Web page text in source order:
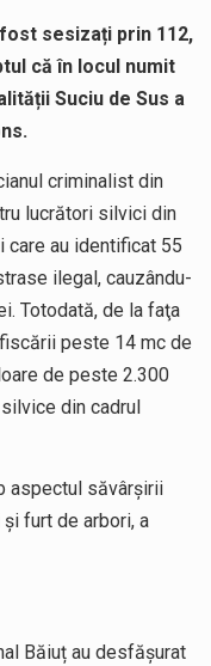
sesizați prin 112,
că în locul numit
Suciu de Sus a
criminalist din
lucrători silvici din
care au identificat 55
ilegal, cauzându-
Totodată, de la faţa
peste 14 mc de
de peste 2.300
din cadrul
aspectul săvârșirii
furt de arbori, a
Băiuț au desfășurat